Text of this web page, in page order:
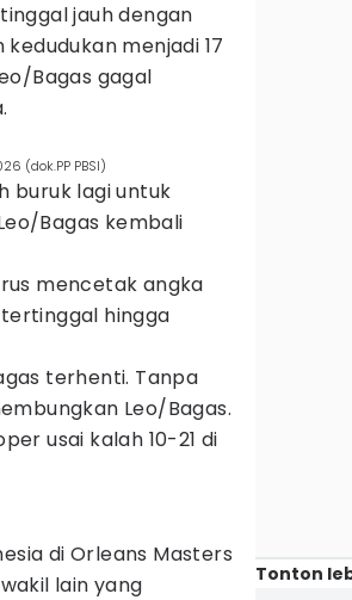
jauh dengan
menjadi 17
Bagas gagal
(dok.PP PBSI)
buruk lagi untuk
Bagas kembali
mencetak angka
hingga
terhenti. Tanpa
Leo/Bagas.
usai kalah 10-21 di
di Orleans Masters
lain yang
Tonton